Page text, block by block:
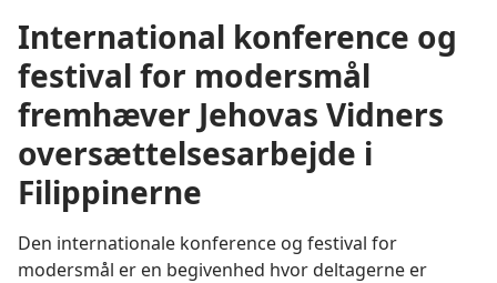
International konference og
festival for modersmål
fremhæver Jehovas Vidners
oversættelsesarbejde i
Filippinerne
Den internationale konference og festival for
modersmål er en begivenhed hvor deltagerne er